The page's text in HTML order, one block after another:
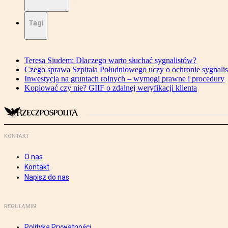
Tagi
Teresa Siudem: Dlaczego warto słuchać sygnalistów?
Czego sprawa Szpitala Południowego uczy o ochronie
Inwestycja na gruntach rolnych – wymogi prawne i procedury
Kopiować czy nie? GIIF o zdalnej weryfikacji klienta
KONTAKT
O nas
Kontakt
Napisz do nas
REGULAMIN